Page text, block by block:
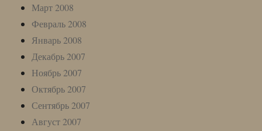
Март 2008
Февраль 2008
Январь 2008
Декабрь 2007
Ноябрь 2007
Октябрь 2007
Сентябрь 2007
Август 2007